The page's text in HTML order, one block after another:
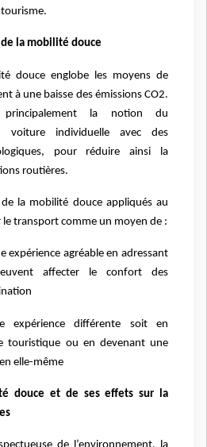
la mobilité douce
douce englobe les moyens de
à une baisse des émissions CO2.
la notion du
voiture individuelle avec des
pour réduire ainsi la
routières.
la mobilité douce appliqués au
le transport comme un moyen de :
expérience agréable en adressant
affecter le confort des
expérience différente soit en
touristique ou en devenant une
elle-même
douce et de ses effets sur la